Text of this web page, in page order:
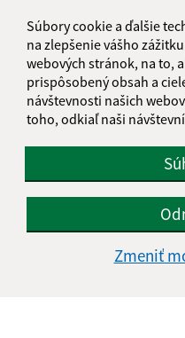
Súbory cookie a ďalšie
na zlepšenie vášho
webových stránok, na to,
prispôsobený obsah a
návštevnosti našich
toho, odkiaľ naši
Zmeniť
+421